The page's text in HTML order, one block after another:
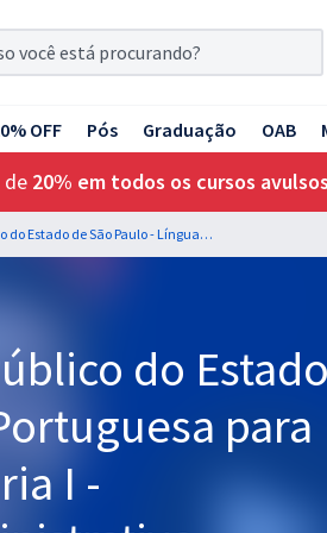
OFF Pós Graduação OAB
de 20% em todos os cursos
MP SP - Ministério Público do Estado de São Paulo - Língua Portuguesa para Auxiliar de Promotoria I - Especialidade: Administrativo - Professoras: Letícia Bastos e Vânia Araújo
do
para
I -